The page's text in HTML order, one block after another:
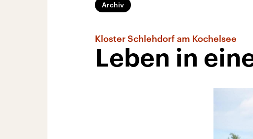
Archiv
Kloster Schlehdorf am Kochelsee
Leben in